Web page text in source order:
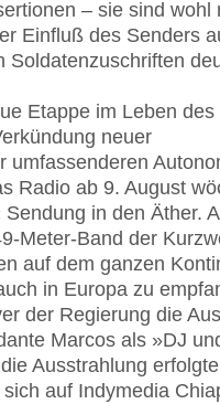
– sie sind wohl
Einfluß des Senders
Soldatenzuschriften
Etappe im Leben des
neuer
umfassenderen
Radio ab 9. August
in den Äther.
Meter-Band der
auf dem ganzen
in Europa zu
der Regierung die
Marcos als »DJ
Ausstrahlung
auf Indymedia